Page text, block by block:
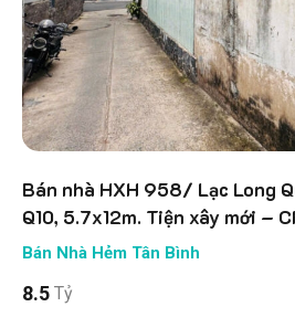
Bán nhà HXH 958/ Lạc Long
Q10, 5.7x12m. Tiện xây mới –
Bán Nhà Hẻm Tân Bình
8.5 Tỷ